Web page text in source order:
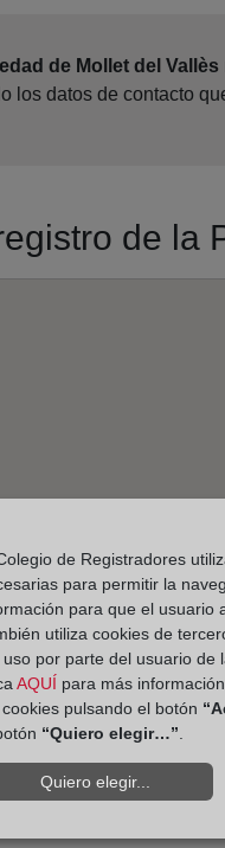
de Mollet del Vallès
los datos de contacto
de la
de Registradores
para permitir la
para que el usuario
utiliza cookies de
uso por parte del usuario de
AQUÍ para más
cookies pulsando el botón
“Quiero elegir…”.
Quiero elegir...